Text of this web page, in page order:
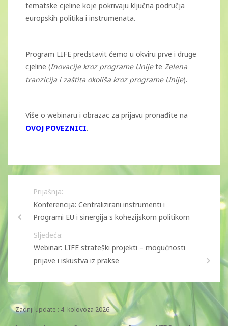
tematske cjeline koje pokrivaju ključna područja
europskih politika i instrumenata.
Program LIFE predstavit ćemo u okviru prve i druge
cjeline (Inovacije kroz programe Unijete Zelena
tranzicija i zaštita okoliša kroz programe Unije).
Više o webinaru i obrazac za prijavu pronađite na
OVOJ POVEZNICI.
Prijašnja:
Konferencija: Centralizirani instrumenti i
Programi EU i sinergija s kohezijskom politikom
Sljedeća:
Webinar: LIFE strateški projekti – mogućnosti
prijave i iskustva iz prakse
Zadnji update : 4. kolovoza 2026.